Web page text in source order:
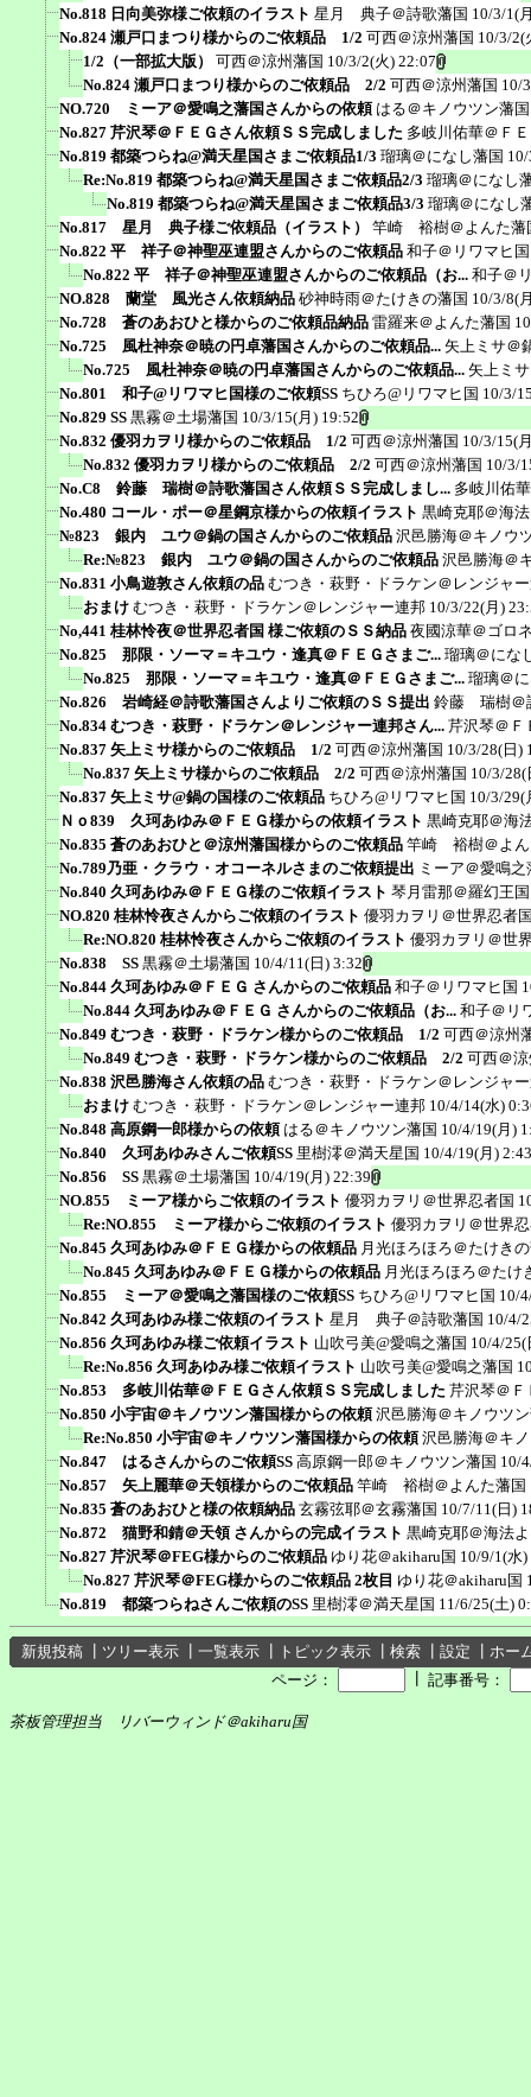
No.818 日向美弥様ご依頼のイラスト 星月 典子＠詩歌藩国 10/3/1(
No.824 瀬戸口まつり様からのご依頼品 1/2 可西＠涼州藩国 10/3/2(
1/2（一部拡大版）
可西＠涼州藩国 10/3/2(火) 22:07
No.824 瀬戸口まつり様からのご依頼品 2/2 可西＠涼州藩国 10/
NO.720 ミーア＠愛鳴之藩国さんからの依頼 はる＠キノウツン藩国
No.827 芹沢琴＠ＦＥＧさん依頼ＳＳ完成しました 多岐川佑華＠Ｆ
No.819 都築つらね@満天星国さまご依頼品1/3 瑠璃＠になし藩国
Re:No.819 都築つらね@満天星国さまご依頼品2/3 瑠璃＠になし
No.819 都築つらね@満天星国さまご依頼品3/3 瑠璃＠になし
No.817 星月 典子様ご依頼品（イラスト）
竿崎 裕樹＠よんた藩
No.822 平 祥子＠神聖巫連盟さんからのご依頼品 和子＠リワマヒ国
No.822 平 祥子＠神聖巫連盟さんからのご依頼品（お... 和子＠
NO.828 蘭堂 風光さん依頼納品 砂神時雨＠たけきの藩国 10/3/8(
No.728 蒼のあおひと様からのご依頼品納品 雷羅来＠よんた藩国
No.725 風杜神奈＠暁の円卓藩国さんからのご依頼品... 矢上ミサ＠
No.725 風杜神奈＠暁の円卓藩国さんからのご依頼品... 矢上ミ
No.801 和子@リワマヒ国様のご依頼SS ちひろ@リワマヒ国 10/3/
No.829 SS 黒霧＠土場藩国 10/3/15(月) 19:52
No.832 優羽カヲリ様からのご依頼品 1/2 可西＠涼州藩国 10/3/15(
No.832 優羽カヲリ様からのご依頼品 2/2 可西＠涼州藩国 10/3/
No.C8 鈴藤 瑞樹＠詩歌藩国さん依頼ＳＳ完成しまし... 多岐川佑
No.480 コール・ポー＠星鋼京様からの依頼イラスト 黒崎克耶＠海
№823 銀内 ユウ＠鍋の国さんからのご依頼品 沢邑勝海＠キノウ
Re:№823 銀内 ユウ＠鍋の国さんからのご依頼品 沢邑勝海＠
No.831 小鳥遊敦さん依頼の品 むつき・萩野・ドラケン＠レンジャ
おまけ むつき・萩野・ドラケン＠レンジャー連邦 10/3/22(月)
No,441 桂林怜夜＠世界忍者国 様ご依頼のＳＳ納品 夜國涼華＠ゴロ
No.825 那限・ソーマ＝キユウ・逢真＠ＦＥＧさまご... 瑠璃＠にな
No.825 那限・ソーマ＝キユウ・逢真＠ＦＥＧさまご... 瑠璃＠
No.826 岩崎経＠詩歌藩国さんよりご依頼のＳＳ提出 鈴藤 瑞樹＠
No.834 むつき・萩野・ドラケン＠レンジャー連邦さん... 芹沢琴＠Ｆ
No.837 矢上ミサ様からのご依頼品 1/2 可西＠涼州藩国 10/3/28(日)
No.837 矢上ミサ様からのご依頼品 2/2 可西＠涼州藩国 10/3/28(
No.837 矢上ミサ@鍋の国様のご依頼品 ちひろ@リワマヒ国 10/3/29(
Ｎｏ839 久珂あゆみ＠ＦＥＧ様からの依頼イラスト 黒崎克耶＠海
No.835 蒼のあおひと＠涼州藩国様からのご依頼品 竿崎 裕樹＠よん
No.789乃亜・クラウ・オコーネルさまのご依頼提出 ミーア＠愛鳴之
No.840 久珂あゆみ＠ＦＥＧ様のご依頼イラスト 琴月雷那＠羅幻王国
NO.820 桂林怜夜さんからご依頼のイラスト 優羽カヲリ＠世界忍者
Re:NO.820 桂林怜夜さんからご依頼のイラスト 優羽カヲリ＠世
No.838 SS 黒霧＠土場藩国 10/4/11(日) 3:32
No.844 久珂あゆみ＠ＦＥＧ さんからのご依頼品 和子＠リワマヒ国
No.844 久珂あゆみ＠ＦＥＧ さんからのご依頼品（お... 和子＠リ
No.849 むつき・萩野・ドラケン様からのご依頼品 1/2 可西＠涼州
No.849 むつき・萩野・ドラケン様からのご依頼品 2/2 可西＠
No.838 沢邑勝海さん依頼の品 むつき・萩野・ドラケン＠レンジャ
おまけ むつき・萩野・ドラケン＠レンジャー連邦 10/4/14(水)
No.848 高原鋼一郎様からの依頼 はる＠キノウツン藩国 10/4/19(月)
No.840 久珂あゆみさんご依頼SS 里樹澪＠満天星国 10/4/19(月) 2:43
No.856 SS 黒霧＠土場藩国 10/4/19(月) 22:39
NO.855 ミーア様からご依頼のイラスト 優羽カヲリ＠世界忍者国
Re:NO.855 ミーア様からご依頼のイラスト 優羽カヲリ＠世界
No.845 久珂あゆみ＠ＦＥＧ様からの依頼品 月光ほろほろ＠たけき
No.845 久珂あゆみ＠ＦＥＧ様からの依頼品 月光ほろほろ＠たけ
No.855 ミーア＠愛鳴之藩国様のご依頼SS ちひろ@リワマヒ国 10/
No.842 久珂あゆみ様ご依頼のイラスト 星月 典子＠詩歌藩国 10/4/
No.856 久珂あゆみ様ご依頼イラスト 山吹弓美@愛鳴之藩国 10/4/25(
Re:No.856 久珂あゆみ様ご依頼イラスト 山吹弓美@愛鳴之藩国
No.853 多岐川佑華＠ＦＥＧさん依頼ＳＳ完成しました 芹沢琴＠Ｆ
No.850 小宇宙＠キノウツン藩国様からの依頼 沢邑勝海＠キノウツ
Re:No.850 小宇宙＠キノウツン藩国様からの依頼 沢邑勝海＠キ
No.847 はるさんからのご依頼SS 高原鋼一郎＠キノウツン藩国 10/
No.857 矢上麗華＠天領様からのご依頼品 竿崎 裕樹＠よんた藩国
No.835 蒼のあおひと様の依頼納品 玄霧弦耶＠玄霧藩国 10/7/11(日)
No.872 猫野和錆＠天領 さんからの完成イラスト 黒崎克耶＠海法
No.827 芹沢琴＠FEG様からのご依頼品 ゆり花＠akiharu国 10/9/1(水)
No.827 芹沢琴＠FEG様からのご依頼品 2枚目 ゆり花＠akiharu国
No.819 都築つらねさんご依頼のSS 里樹澪＠満天星国 11/6/25(土)
新規投稿 ツリー表示 一覧表示 トピック表示 検索 設定
ホー
ページ：
記事番号：
茶板管理担当 リバーウィンド＠akiharu国